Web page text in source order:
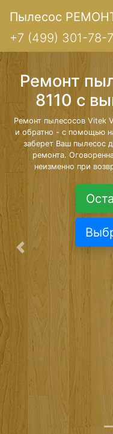
Пылесос
+7 (499) 301-78-
Ремонт
8110 с
Ремонт пылесосов Vitek
и обратно - с помощью
заберет Ваш пылесос
ремонта.
неизменно при
Предыдущая